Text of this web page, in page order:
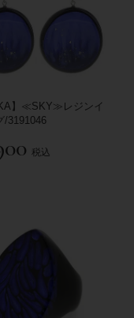
】≪SKY≫レジンイ
/3191046
税込